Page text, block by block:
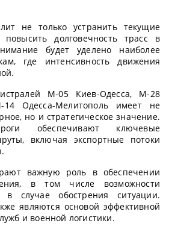
не только устранить текущие
долговечность трасс в
будет уделено наиболее
где интенсивность движения
М-05 Киев-Одесса, М-28
Одесса-Мелитополь имеет не
но и стратегическое значение.
обеспечивают ключевые
включая экспортные потоки
важную роль в обеспечении
в том числе возможности
в случае обострения ситуации.
являются основой эффективной
и военной логистики.